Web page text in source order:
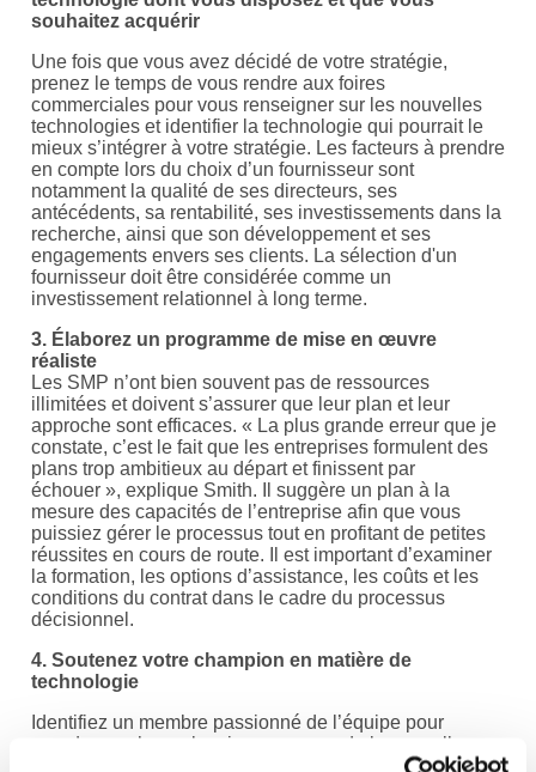
souhaitez acquérir
Une fois que vous avez décidé de votre stratégie,
prenez le temps de vous rendre aux foires
commerciales pour vous renseigner sur les nouvelles
technologies et identifier la technologie qui pourrait le
mieux s’intégrer à votre stratégie. Les facteurs à prendre
en compte lors du choix d’un fournisseur sont
notamment la qualité de ses directeurs, ses
antécédents, sa rentabilité, ses investissements dans la
recherche, ainsi que son développement et ses
engagements envers ses clients. La sélection d'un
fournisseur doit être considérée comme un
investissement relationnel à long terme.
3. Élaborez un programme de mise en œuvre
réaliste
Les SMP n’ont bien souvent pas de ressources
illimitées et doivent s’assurer que leur plan et leur
approche sont efficaces. « La plus grande erreur que je
constate, c’est le fait que les entreprises formulent des
plans trop ambitieux au départ et finissent par
échouer », explique Smith. Il suggère un plan à la
mesure des capacités de l’entreprise afin que vous
puissiez gérer le processus tout en profitant de petites
réussites en cours de route. Il est important d’examiner
la formation, les options d’assistance, les coûts et les
conditions du contrat dans le cadre du processus
décisionnel.
4. Soutenez votre champion en matière de
technologie
Identifiez un membre passionné de l’équipe pour
prendre en charge la mise en œuvre de la nouvelle
initiative, et chargez-le de la mission. Donnez-leur le